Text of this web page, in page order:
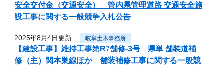
安全交付金（交通安全） 管内県管理道路 交通安全施
設工事に関する一般競争入札公告
2025年8月4日更新 岐阜土木事務所
【建設工事】維持工事第R7舗修-3号 県単 舗装道補
修（主）関本巣線ほか 舗装補修工事に関する一般競